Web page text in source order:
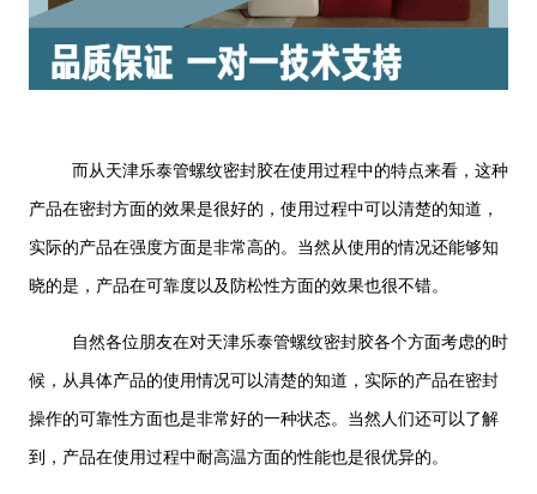
而从天津乐泰管螺纹密封胶在使用过程中的特点来看，这种
产品在密封方面的效果是很好的，使用过程中可以清楚的知道，
实际的产品在强度方面是非常高的。当然从使用的情况还能够知
晓的是，产品在可靠度以及防松性方面的效果也很不错。
自然各位朋友在对天津乐泰管螺纹密封胶各个方面考虑的时
候，从具体产品的使用情况可以清楚的知道，实际的产品在密封
操作的可靠性方面也是非常好的一种状态。当然人们还可以了解
到，产品在使用过程中耐高温方面的性能也是很优异的。